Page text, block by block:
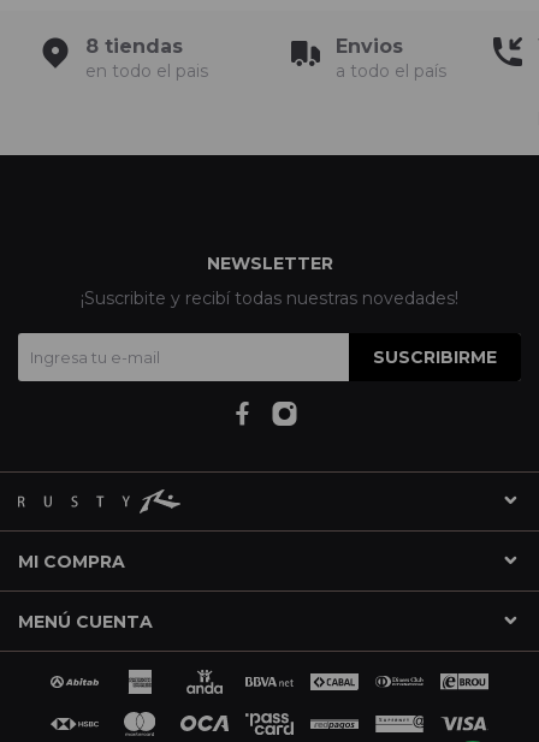
8 tiendas
en todo el pais
Envios
a todo el país
MI COMPRA
MENÚ CUENTA
NEWSLETTER
¡Suscribite y recibí todas nuestras novedades!
SUSCRIBIRME